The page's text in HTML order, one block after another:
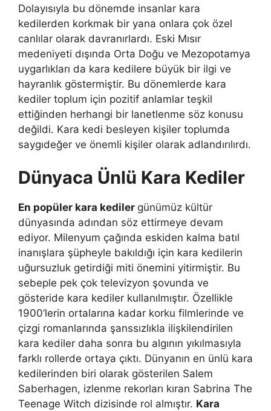
Dolayısıyla bu dönemde insanlar kara
kedilerden korkmak bir yana onlara çok özel
canlılar olarak davranırlardı. Eski Mısır
medeniyeti dışında Orta Doğu ve Mezopotamya
uygarlıkları da kara kedilere büyük bir ilgi ve
hayranlık göstermiştir. Bu dönemlerde kara
kediler toplum için pozitif anlamlar teşkil
ettiğinden herhangi bir lanetlenme söz konusu
değildi. Kara kedi besleyen kişiler toplumda
saygıdeğer ve önemli kişiler olarak adlandırılırdı.
Dünyaca Ünlü Kara Kediler
En popüler kara kediler günümüz kültür
dünyasında adından söz ettirmeye devam
ediyor. Milenyum çağında eskiden kalma batıl
inanışlara şüpheyle bakıldığı için kara kedilerin
uğursuzluk getirdiği miti önemini yitirmiştir. Bu
sebeple pek çok televizyon şovunda ve
gösteride kara kediler kullanılmıştır. Özellikle
1900’lerin ortalarına kadar korku filmlerinde ve
çizgi romanlarında şanssızlıkla ilişkilendirilen
kara kediler daha sonra bu algının yıkılmasıyla
farklı rollerde ortaya çıktı. Dünyanın en ünlü kara
kedilerinden biri olarak gösterilen Salem
Saberhagen, izlenme rekorları kıran Sabrina The
Teenage Witch dizisinde rol almıştır. Kara